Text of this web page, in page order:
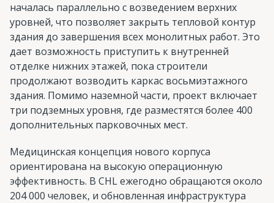
началась параллельно с возведением верхних
уровней, что позволяет закрыть тепловой контур
здания до завершения всех монолитных работ. Это
дает возможность приступить к внутренней
отделке нижних этажей, пока строители
продолжают возводить каркас восьмиэтажного
здания. Помимо наземной части, проект включает
три подземных уровня, где разместятся более 400
дополнительных парковочных мест.
Медицинская концепция нового корпуса
ориентирована на высокую операционную
эффективность. В CHL ежегодно обращаются около
204 000 человек, и обновленная инфраструктура